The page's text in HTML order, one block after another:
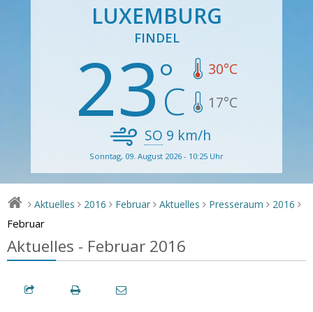
LUXEMBURG
FINDEL
23 30°C
17°C
SO 9 km/h
Sonntag, 09. August 2026 - 10:25 Uhr
> Aktuelles > 2016 > Februar > Aktuelles > Presseraum > 2016 >
Februar
Aktuelles - Februar 2016